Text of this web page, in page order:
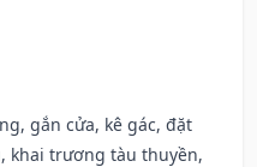
gắn cửa, kê gác, đặt
khai trương tàu thuyền,